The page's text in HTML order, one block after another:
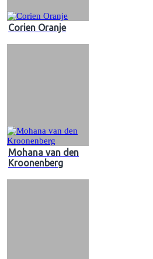
Corien Oranje
Mohana van den
Kroonenberg